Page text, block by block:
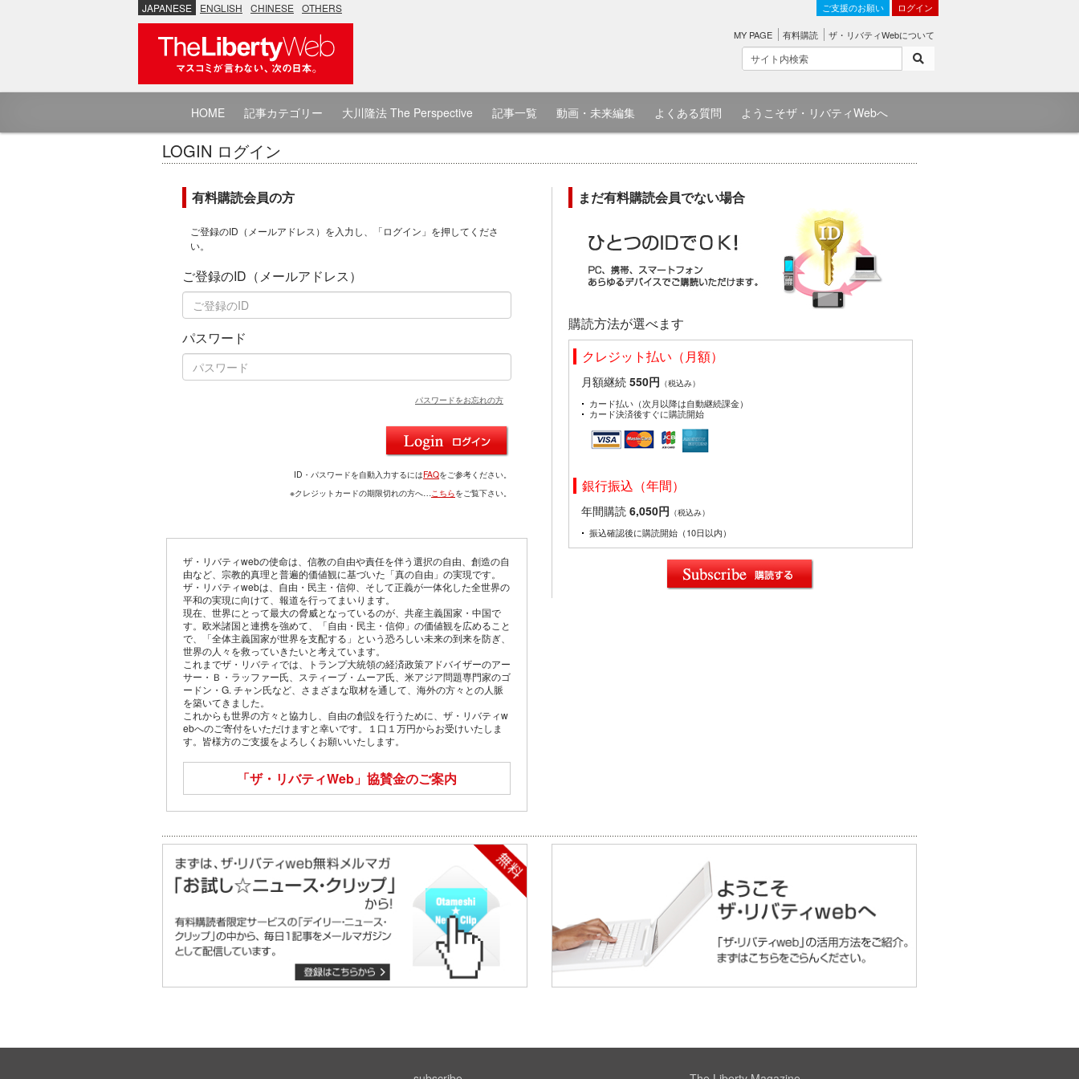
JAPANESE ENGLISH CHINESE OTHERS ご支援のお願い ログイン
MY PAGE 有料購読 ザ・リバティWebについて
HOME 記事カテゴリー 大川隆法 The Perspective 記事一覧 動画・未来編集 よくある質問 ようこそザ・リバティWebへ
LOGIN ログイン
有料購読会員の方
ご登録のID（メールアドレス）を入力し、「ログイン」を押してくださ
い。
ご登録のID（メールアドレス）
パスワード
パスワードをお忘れの方
ID・パスワードを自動入力するにはFAQをご参考ください。
※クレジットカードの期限切れの方へ…こちらをご覧下さい。
ザ・リバティwebの使命は、信教の自由や責任を伴う選択の自由、創造の自
由など、宗教的真理と普遍的価値観に基づいた「真の自由」の実現です。
ザ・リバティwebは、自由・民主・信仰、そして正義が一体化した全世界の
平和の実現に向けて、報道を行ってまいります。
現在、世界にとって最大の脅威となっているのが、共産主義国家・中国で
す。欧米諸国と連携を強めて、「自由・民主・信仰」の価値観を広めること
で、「全体主義国家が世界を支配する」という恐ろしい未来の到来を防ぎ、
世界の人々を救っていきたいと考えています。
これまでザ・リバティでは、トランプ大統領の経済政策アドバイザーのアー
サー・Ｂ・ラッファー氏、スティーブ・ムーア氏、米アジア問題専門家のゴ
ードン・G. チャン氏など、さまざまな取材を通して、海外の方々との人脈
を築いてきました。
これからも世界の方々と協力し、自由の創設を行うために、ザ・リバティw
ebへのご寄付をいただけますと幸いです。１口１万円からお受けいたしま
す。皆様方のご支援をよろしくお願いいたします。
「ザ・リバティWeb」 協賛金のご案内
まだ有料購読会員でない場合
購読方法が選べます
クレジット払い（月額）
月額継続 550円 （税込み）
カード払い（次月以降は自動継続課金）
カード決済後すぐに購読開始
銀行振込（年間）
年間購読 6,050円 （税込み）
振込確認後に購読開始（10日以内）